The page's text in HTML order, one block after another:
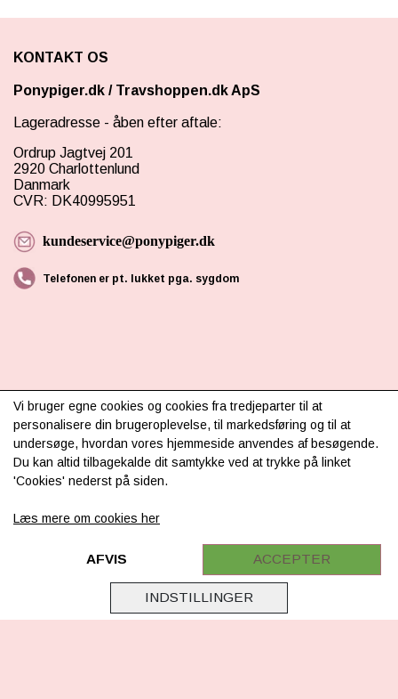
KONTAKT OS
Ponypiger.dk / Travshoppen.dk ApS
Lageradresse - åben efter aftale:
Ordrup Jagtvej 201
2920 Charlottenlund
Danmark
CVR: DK40995951
kundeservice@ponypiger.dk
Telefonen er pt. lukket pga. sygdom
INFORMATION
Om os
Levering & betaling
FAQ
Virksomhedsoplysninger
Vi bruger egne cookies og cookies fra tredjeparter til at
personalisere din brugeroplevelse, til markedsføring og til at
undersøge, hvordan vores hjemmeside anvendes af besøgende.
Du kan altid tilbagekalde dit samtykke ved at trykke på linket
'Cookies' nederst på siden.
Læs mere om cookies her
INDSTILLINGER
AFVIS ACCEPTER